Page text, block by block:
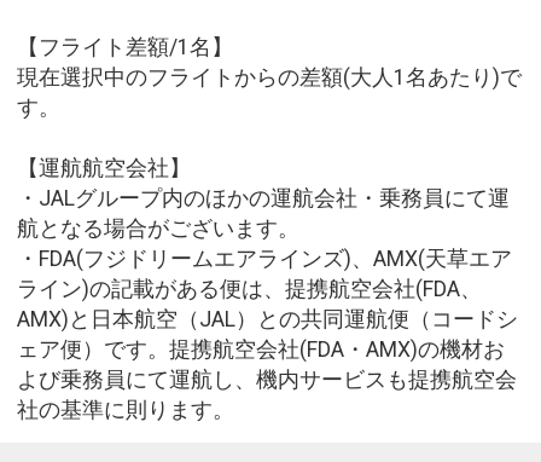
【フライト差額/1名】
現在選択中のフライトからの差額(大人1名あたり)で
す。
【運航航空会社】
・JALグループ内のほかの運航会社・乗務員にて運
航となる場合がございます。
・FDA(フジドリームエアラインズ)、AMX(天草エア
ライン)の記載がある便は、提携航空会社(FDA、
AMX)と日本航空（JAL）との共同運航便（コードシ
ェア便）です。提携航空会社(FDA・AMX)の機材お
よび乗務員にて運航し、機内サービスも提携航空会
社の基準に則ります。